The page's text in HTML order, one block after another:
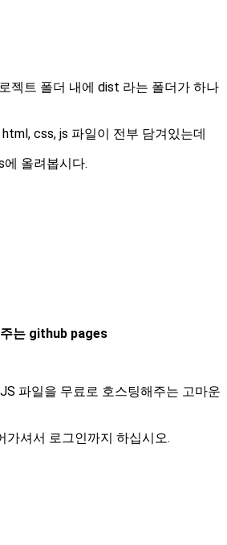
젝트 폴더 내에 dist 라는 폴더가 하나
css, js 파일이 전부 담겨있는데
올려봅시다.
는 github pages
파일을 무료로 호스팅해주는 고마운
가셔서 로그인까지 하십시오.